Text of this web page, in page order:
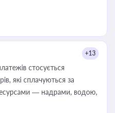
+13
стосується
які сплачуються за
— надрами, водою,